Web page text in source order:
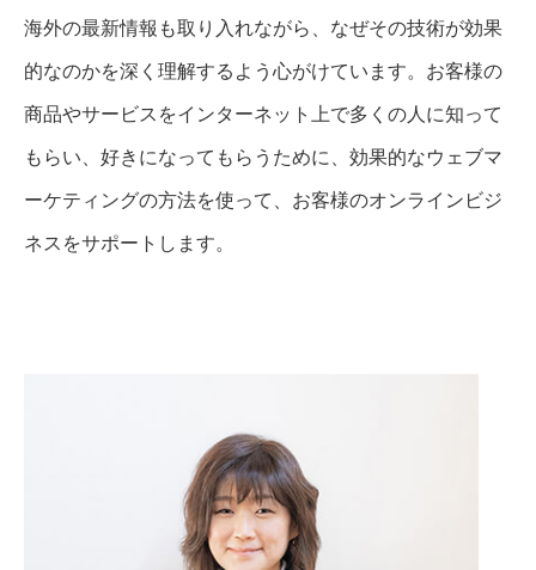
海外の最新情報も取り入れながら、なぜその技術が効果
的なのかを深く理解するよう心がけています。お客様の
商品やサービスをインターネット上で多くの人に知って
もらい、好きになってもらうために、効果的なウェブマ
ーケティングの方法を使って、お客様のオンラインビジ
ネスをサポートします。